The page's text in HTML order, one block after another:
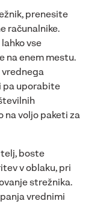
prenesite
računalnike.
vse
na enem mestu.
vrednega
pa uporabite
na voljo paketi za
boste
v oblaku, pri
strežnika.
vrednimi